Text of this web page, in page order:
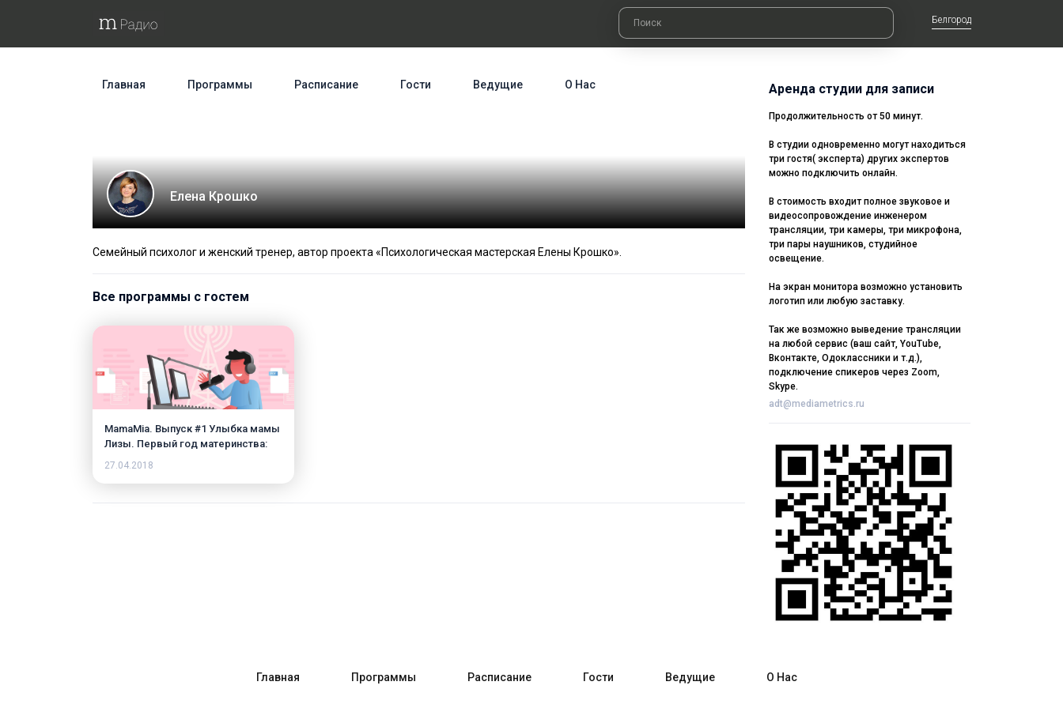
Белгород
Главная Программы Расписание Гости Ведущие О Нас
Елена Крошко
Семейный психолог и женский тренер, автор проекта «Психологическая мастерская Елены Крошко».
Все программы с гостем
MamaMia. Выпуск #1 Улыбка мамы
Лизы. Первый год материнства:
ожидания vs реальность.
27.04.2018
Аренда студии для записи
Продолжительность от 50 минут.
В студии одновременно могут находиться
три гостя( эксперта) других экспертов
можно подключить онлайн.
В стоимость входит полное звуковое и
видеосопровождение инженером
трансляции, три камеры, три микрофона,
три пары наушников, студийное
освещение.
На экран монитора возможно установить
логотип или любую заставку.
Так же возможно выведение трансляции
на любой сервис (ваш сайт, YouTube,
Вконтакте, Одоклассники и т.д.),
подключение спикеров через Zoom,
Skype.
adt@mediametrics.ru
Главная Программы Расписание Гости Ведущие О Нас